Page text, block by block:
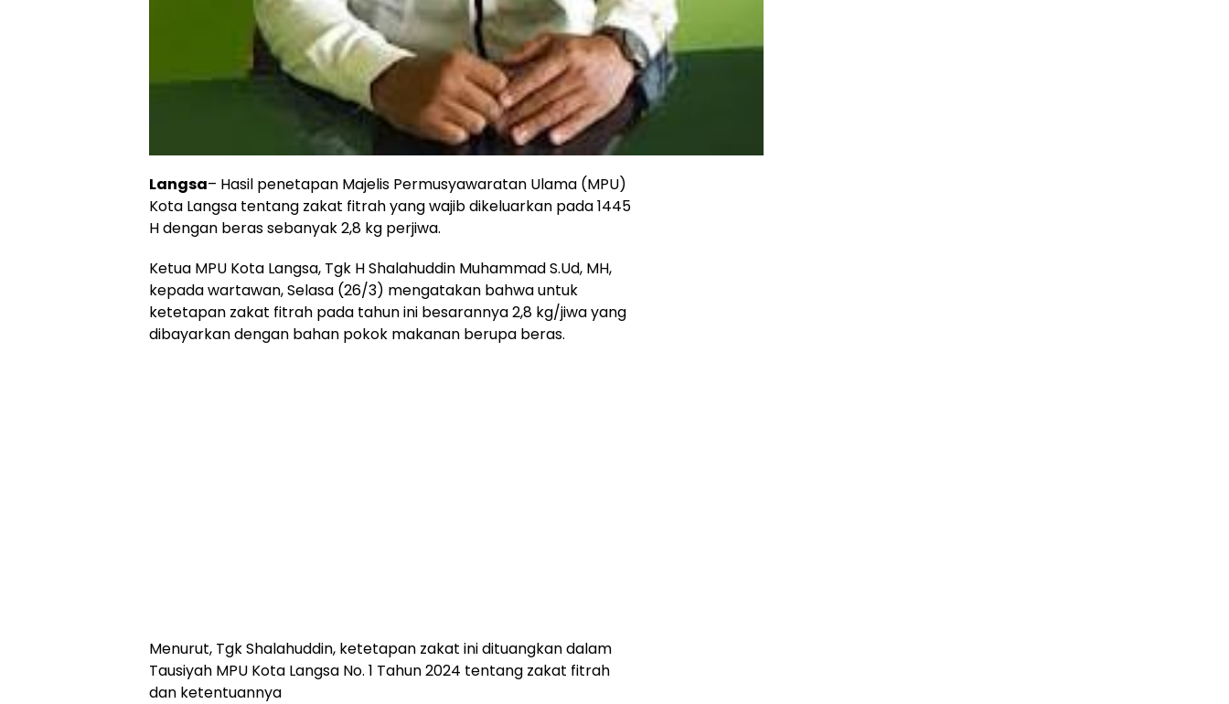
Langsa– Hasil penetapan Majelis Permusyawaratan Ulama (MPU)
Kota Langsa tentang zakat fitrah yang wajib dikeluarkan pada 1445
H dengan beras sebanyak 2,8 kg perjiwa.
Ketua MPU Kota Langsa, Tgk H Shalahuddin Muhammad S.Ud, MH,
kepada wartawan, Selasa (26/3) mengatakan bahwa untuk
ketetapan zakat fitrah pada tahun ini besarannya 2,8 kg/jiwa yang
dibayarkan dengan bahan pokok makanan berupa beras.
Menurut, Tgk Shalahuddin, ketetapan zakat ini dituangkan dalam
Tausiyah MPU Kota Langsa No. 1 Tahun 2024 tentang zakat fitrah
dan ketentuannya